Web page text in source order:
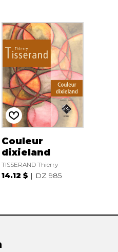
Couleur
dixieland
TISSERAND Thierry
14.12 $ DZ 985